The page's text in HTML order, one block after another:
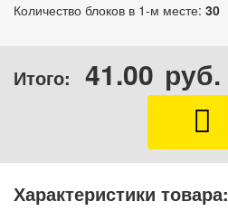
Количество блоков в 1-м месте: 30
Итого: 41.00 руб.
Характеристики товара: